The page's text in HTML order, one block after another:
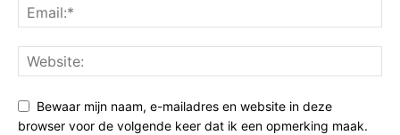
Bewaar mijn naam, e-mailadres en website in deze
browser voor de volgende keer dat ik een opmerking maak.